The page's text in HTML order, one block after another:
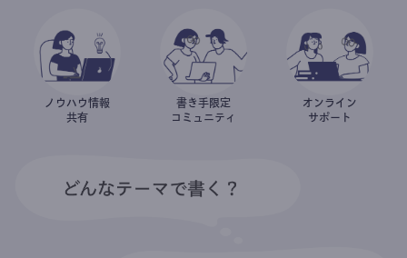
ノウハウ情報
共有
書き手限定
コミュニティ
オンライン
サポート